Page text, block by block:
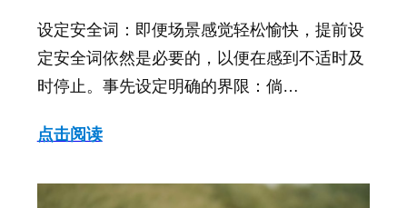
设定安全词：即便场景感觉轻松愉快，提前设
定安全词依然是必要的，以便在感到不适时及
时停止。事先设定明确的界限：倘…
点击阅读